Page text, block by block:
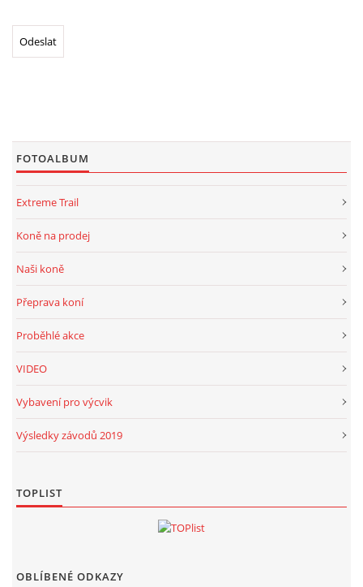
FOTOALBUM
Extreme Trail
Koně na prodej
Naši koně
Přeprava koní
Proběhlé akce
VIDEO
Vybavení pro výcvik
Výsledky závodů 2019
TOPLIST
OBLÍBENÉ ODKAZY